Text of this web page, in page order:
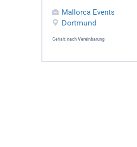
Mallorca Events
Dortmund
Gehalt: nach Vereinbarung